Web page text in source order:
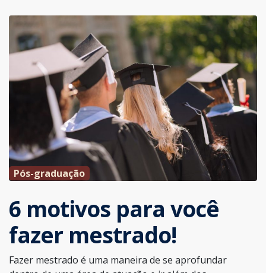
Pós-graduação
6 motivos para você
fazer mestrado!
Fazer mestrado é uma maneira de se aprofundar